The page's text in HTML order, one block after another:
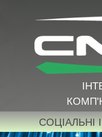
СОЦІАЛЬНІ